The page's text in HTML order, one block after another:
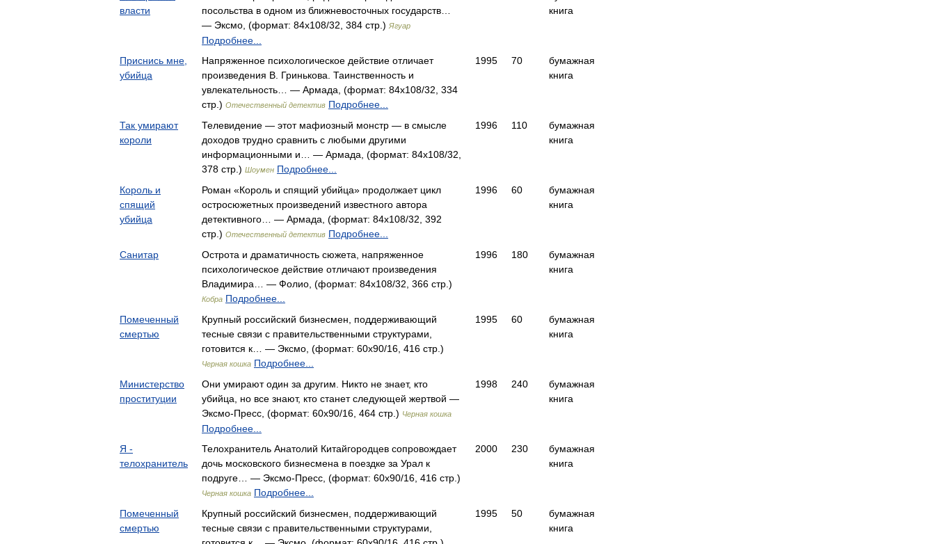
власти
посольства в одном из ближневосточных государств…
— Эксмо, (формат: 84x108/32, 384 стр.) Ягуар
Подробнее...
книга
Приснись мне,
убийца
Напряженное психологическое действие отличает
произведения В. Гринькова. Таинственность и
увлекательность… — Армада, (формат: 84x108/32, 334
стр.) Отечественный детектив Подробнее...
1995 70
бумажная
книга
Так умирают
короли
Телевидение — этот мафиозный монстр — в смысле
доходов трудно сравнить с любыми другими
информационными и… — Армада, (формат: 84x108/32,
378 стр.) Шоумен Подробнее...
1996 110
бумажная
книга
Король и
спящий
убийца
Роман «Король и спящий убийца» продолжает цикл
остросюжетных произведений известного автора
детективного… — Армада, (формат: 84x108/32, 392
стр.) Отечественный детектив Подробнее...
1996 60
бумажная
книга
Санитар
Острота и драматичность сюжета, напряженное
психологическое действие отличают произведения
Владимира… — Фолио, (формат: 84x108/32, 366 стр.)
Кобра Подробнее...
1996 180
бумажная
книга
Помеченный
смертью
Крупный российский бизнесмен, поддерживающий
тесные связи с правительственными структурами,
готовится к… — Эксмо, (формат: 60x90/16, 416 стр.)
Черная кошка Подробнее...
1995 60
бумажная
книга
Министерство
проституции
Они умирают один за другим. Никто не знает, кто
убийца, но все знают, кто станет следующей жертвой —
Эксмо-Пресс, (формат: 60x90/16, 464 стр.) Черная кошка
Подробнее...
1998 240
бумажная
книга
Я -
телохранитель
Телохранитель Анатолий Китайгородцев сопровождает
дочь московского бизнесмена в поездке за Урал к
подруге… — Эксмо-Пресс, (формат: 60x90/16, 416 стр.)
Черная кошка Подробнее...
2000 230
бумажная
книга
Помеченный
смертью
Крупный российский бизнесмен, поддерживающий
тесные связи с правительственными структурами,
1995 50
бумажная
книга